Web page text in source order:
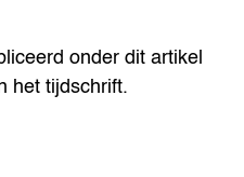
onder dit artikel
het tijdschrift.